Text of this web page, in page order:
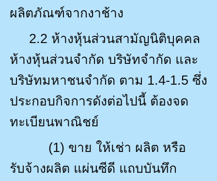
ผลิตภัณฑ์จากงาช้าง
2.2 ห้างหุ้นส่วนสามัญนิติบุคคล
ห้างหุ้นส่วนจำกัด บริษัทจำกัด และ
บริษัทมหาชนจำกัด ตาม 1.4-1.5 ซึ่ง
ประกอบกิจการดังต่อไปนี้ ต้องจด
ทะเบียนพาณิชย์
(1) ขาย ให้เช่า ผลิต หรือ
รับจ้างผลิต แผ่นซีดี แถบบันทึก